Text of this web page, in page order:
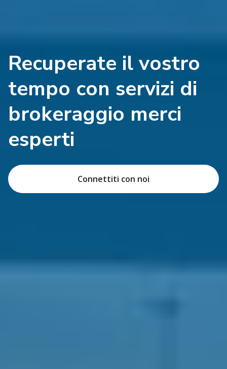
Recuperate il vostro
tempo con servizi di
brokeraggio merci
esperti
Connettiti con noi